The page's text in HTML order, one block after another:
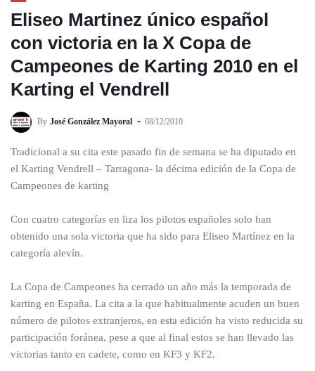
Eliseo Martinez único español
con victoria en la X Copa de
Campeones de Karting 2010 en el
Karting el Vendrell
By José González Mayoral 08/12/2010
Tradicional a su cita este pasado fin de semana se ha diputado en
el Karting Vendrell – Tarragona- la décima edición de la Copa de
Campeones de karting
Con cuatro categorías en liza los pilotos españoles solo han
obtenido una sola victoria que ha sido para Eliseo Martínez en la
categoría alevín.
La Copa de Campeones ha cerrado un año más la temporada de
karting en España. La cita a la que habitualmente acuden un buen
número de pilotos extranjeros, en esta edición ha visto reducida su
participación foránea, pese a que al final estos se han llevado las
victorias tanto en cadete, como en KF3 y KF2.